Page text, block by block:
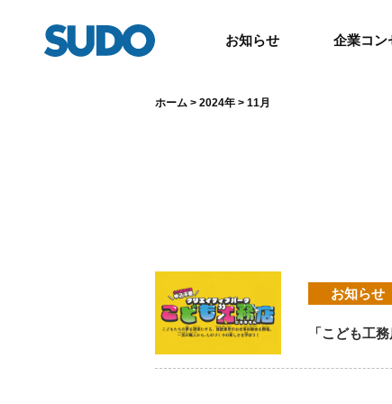
お知らせ 企業コン
ホーム > 2024年 > 11月
お知らせ
「こども工